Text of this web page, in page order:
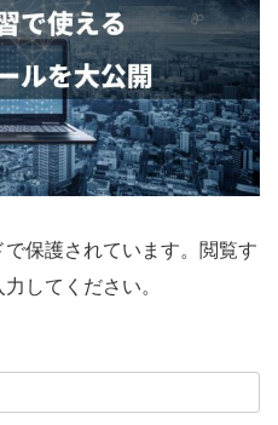
保護されています。閲覧す
してください。